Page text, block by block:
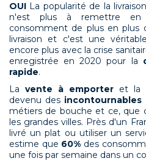
OUI La popularité de la
n'est plus à remettre en
consomment de plus en plus
livraison et c'est une
encore plus avec la crise
enregistrée en 2020 pour la
rapide.
La vente à emporter et la
devenu des incontournables
métiers de bouche et ce, que
les grandes villes. Près d'un
livré un plat ou utiliser un
estime que 60% des
une fois par semaine dans un